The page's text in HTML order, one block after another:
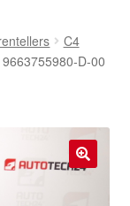
C4
D-00